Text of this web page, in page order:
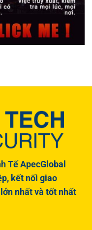
Tế ApecGlobal
kết nối giao
nhất và tốt nhất